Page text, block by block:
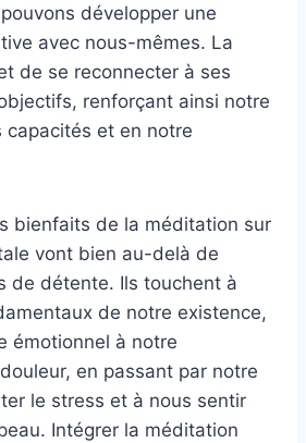
développer une
avec nous-mêmes. La
de se reconnecter à ses
renforçant ainsi notre
capacités et en notre
bienfaits de la méditation sur
vont bien au-delà de
de détente. Ils touchent à
de notre existence,
émotionnel à notre
en passant par notre
le stress et à nous sentir
Intégrer la méditation